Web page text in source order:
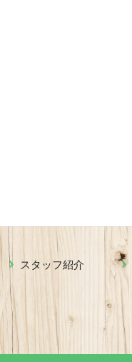
スタッフ紹介
7878